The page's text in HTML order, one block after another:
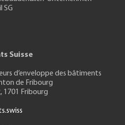
SG
Suisse
d’enveloppe des bâtiments
de Fribourg
1701 Fribourg